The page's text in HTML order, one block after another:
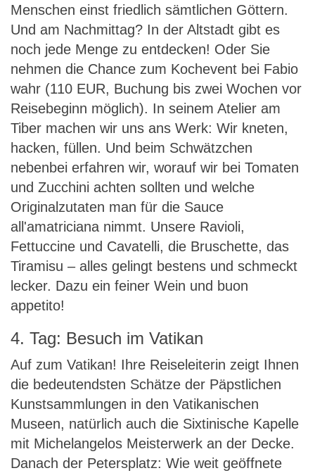
Menschen einst friedlich sämtlichen Göttern.
Und am Nachmittag? In der Altstadt gibt es
noch jede Menge zu entdecken! Oder Sie
nehmen die Chance zum Kochevent bei Fabio
wahr (110 EUR, Buchung bis zwei Wochen vor
Reisebeginn möglich). In seinem Atelier am
Tiber machen wir uns ans Werk: Wir kneten,
hacken, füllen. Und beim Schwätzchen
nebenbei erfahren wir, worauf wir bei Tomaten
und Zucchini achten sollten und welche
Originalzutaten man für die Sauce
all'amatriciana nimmt. Unsere Ravioli,
Fettuccine und Cavatelli, die Bruschette, das
Tiramisu – alles gelingt bestens und schmeckt
lecker. Dazu ein feiner Wein und buon
appetito!
4. Tag: Besuch im Vatikan
Auf zum Vatikan! Ihre Reiseleiterin zeigt Ihnen
die bedeutendsten Schätze der Päpstlichen
Kunstsammlungen in den Vatikanischen
Museen, natürlich auch die Sixtinische Kapelle
mit Michelangelos Meisterwerk an der Decke.
Danach der Petersplatz: Wie weit geöffnete